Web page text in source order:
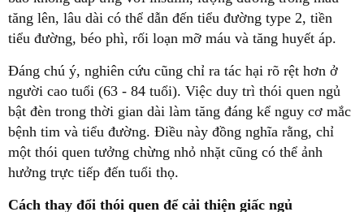
tăng lên, lâu dài có thể dẫn đến tiểu đường type 2, tiền
tiểu đường, béo phì, rối loạn mỡ máu và tăng huyết áp.
Đáng chú ý, nghiên cứu cũng chỉ ra tác hại rõ rệt hơn ở
người cao tuổi (63 - 84 tuổi). Việc duy trì thói quen ngủ
bật đèn trong thời gian dài làm tăng đáng kể nguy cơ mắc
bệnh tim và tiểu đường. Điều này đồng nghĩa rằng, chỉ
một thói quen tưởng chừng nhỏ nhặt cũng có thể ảnh
hưởng trực tiếp đến tuổi thọ.
Cách thay đổi thói quen để cải thiện giấc ngủ